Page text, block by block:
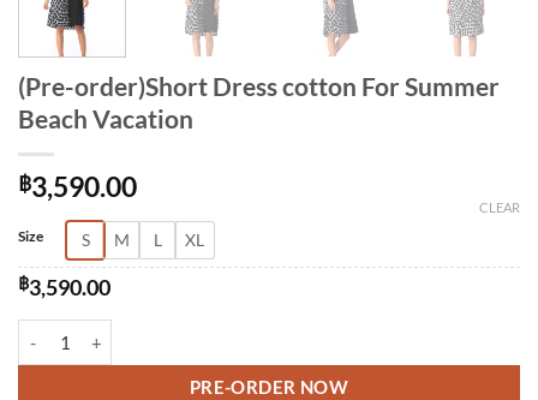
(Pre-order)Short Dress cotton For Summer
Beach Vacation
฿3,590.00
Size S M L XL
CLEAR
฿3,590.00
PRE-ORDER NOW
Alternative: